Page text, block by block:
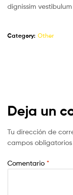
dignissim
Category: Other
Deja un
Tu dirección de
campos
Comentario *